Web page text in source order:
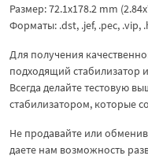
Размер: 72.1x178.2 mm
Форматы: .dst, .jef, .pec, .vip,
Для получения
подходящий стабилизатор
Всегда делайте тестовую
стабилизатором, которые
Не продавайте или
даете нам возможность